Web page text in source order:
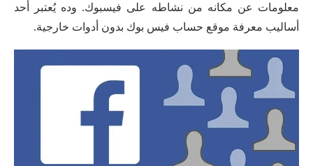
معلومات عن مكانه من نشاطه على فيسبوك. وده يُعتبر أحد
أساليب معرفة موقع حساب فيس بوك بدون أدوات خارجية.